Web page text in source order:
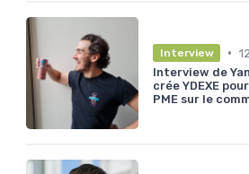
Interview •
Interview de
crée YDEXE
PME sur le